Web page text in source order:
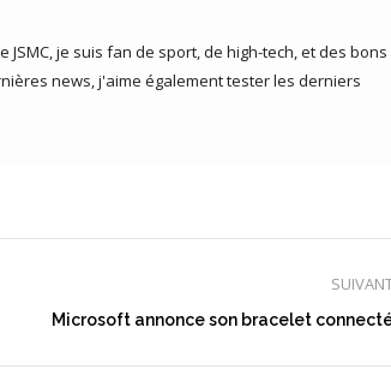
je suis fan de sport, de high-tech, et des bons
news, j'aime également tester les derniers
Microsoft annonce son bracelet